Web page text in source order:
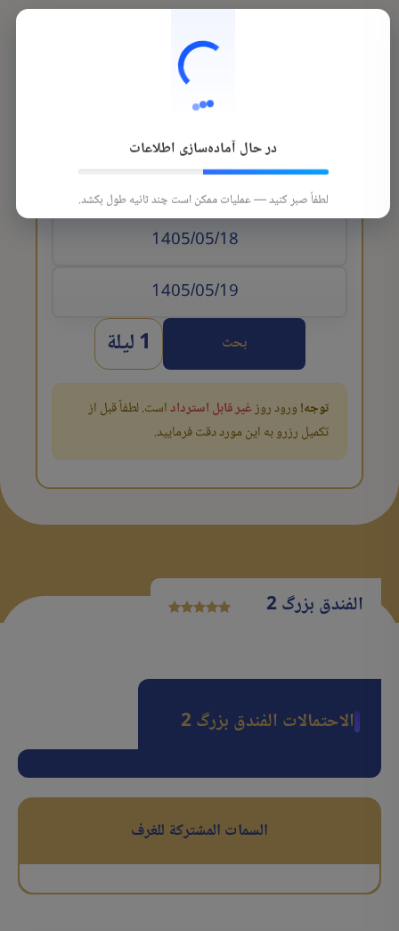
تاريخ الوصول
بحث 1 ليلة
توجه!ورود روزغیر قابل استرداداست. لطفاً قبل از
تکمیل رزرو به این مورد دقت فرمایید.
در حال آماده‌سازی اطلاعات
لطفاً صبر کنید — عملیات ممکن است چند ثانیه طول بکشد.
الفندق بزرگ 2
الاحتمالات الفندق بزرگ 2
السمات المشتركة للغرف